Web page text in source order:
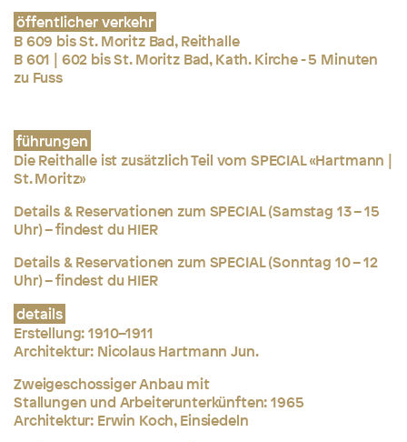
öffentlicher verkehr
B 609 bis St. Moritz Bad, Reithalle
B 601 | 602 bis St. Moritz Bad, Kath. Kirche - 5 Minuten
zu Fuss
führungen
Die Reithalle ist zusätzlich Teil vom SPECIAL «Hartmann |
St. Moritz»
Details & Reservationen zum SPECIAL (Samstag 13 – 15
Uhr) – findest duHIER
Details & Reservationen zum SPECIAL (Sonntag 10 – 12
Uhr) – findest duHIER
details
Erstellung: 1910–1911
Architektur: Nicolaus Hartmann Jun.
Zweigeschossiger Anbau mit
Stallungen und Arbeiterunterkünften: 1965
Architektur: Erwin Koch, Einsiedeln